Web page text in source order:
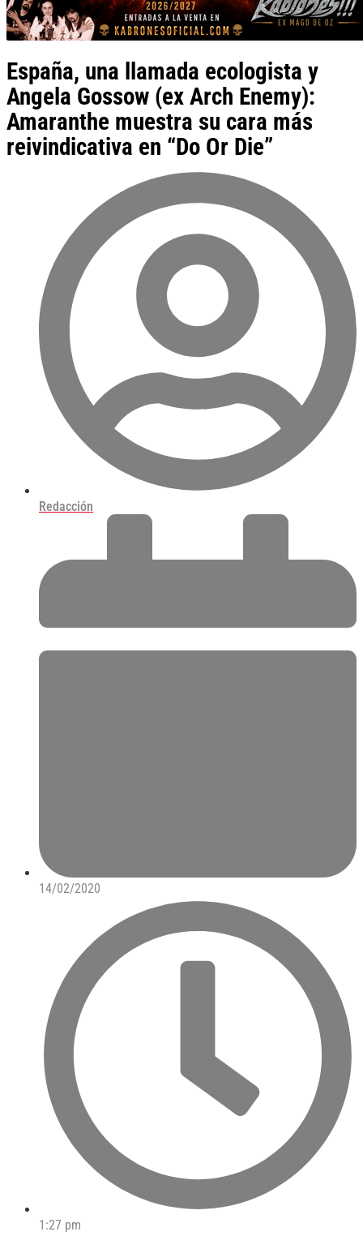
España, una llamada ecologista y
Angela Gossow (ex Arch Enemy):
Amaranthe muestra su cara más
reivindicativa en “Do Or Die”
Redacción
14/02/2020
1:27 pm